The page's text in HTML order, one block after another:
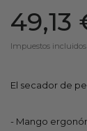
49,13
Impuestos incluidos
El secador de
- Mango